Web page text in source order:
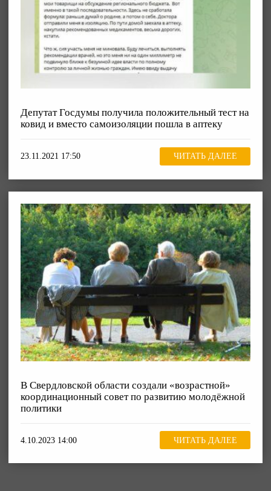
Депутат Госдумы получила положительный тест на
ковид и вместо самоизоляции пошла в аптеку
23.11.2021 17:50 ЧИТАТЬ ДАЛЕЕ
В Свердловской области создали «возрастной»
координационный совет по развитию молодёжной
политики
4.10.2023 14:00 ЧИТАТЬ ДАЛЕЕ